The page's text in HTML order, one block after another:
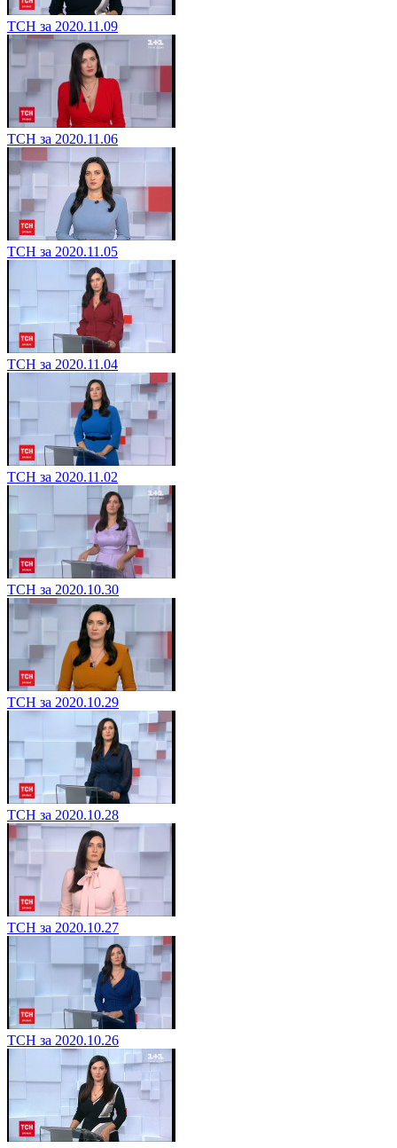
ТСН за 2020.11.09
ТСН за 2020.11.06
ТСН за 2020.11.05
ТСН за 2020.11.04
ТСН за 2020.11.02
ТСН за 2020.10.30
ТСН за 2020.10.29
ТСН за 2020.10.28
ТСН за 2020.10.27
ТСН за 2020.10.26